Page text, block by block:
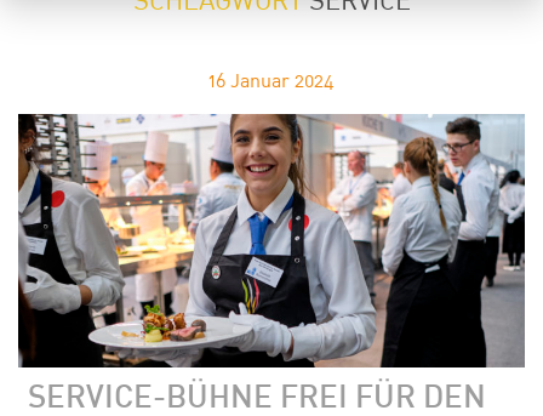
16 Januar 2024
SERVICE-BÜHNE FREI FÜR DEN